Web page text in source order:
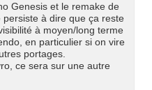
Genesis et le remake de
à dire que ça reste
à moyen/long terme
en particulier si on vire
portages.
ce sera sur une autre